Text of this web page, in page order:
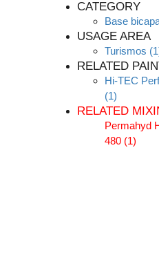
CATEGORY
Base
USAGE AREA
Turismos
RELATED
Hi-TEC
(1)
RELATED
Permahyd
480 (1)